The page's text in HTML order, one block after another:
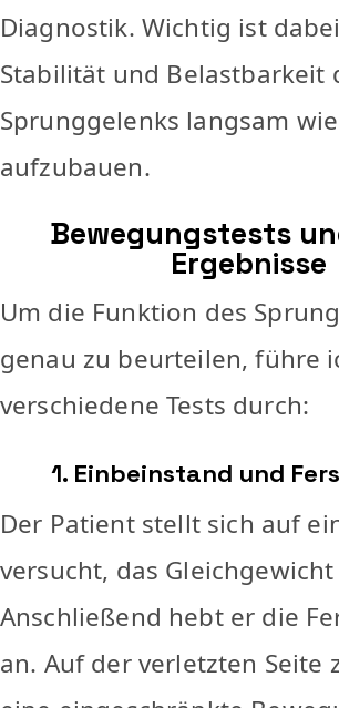
Diagnostik. Wichtig ist
Stabilität und Belastbarkeit
Sprunggelenks langsam
aufzubauen.
Bewegungstests
Ergebnisse
Um die Funktion des
genau zu beurteilen, führe
verschiedene Tests durch:
1. Einbeinstand und
Der Patient stellt sich auf
versucht, das
Anschließend hebt er die
an. Auf der verletzten Seite